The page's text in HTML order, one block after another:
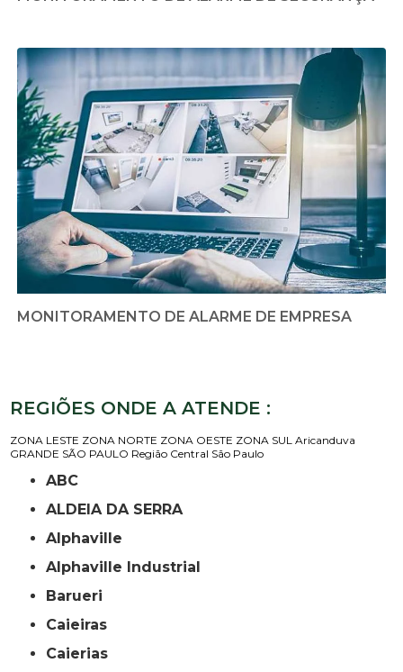
MONITORAMENTO DE ALARME DE EMPRESA
REGIÕES ONDE A ATENDE :
ZONA LESTE ZONA NORTE ZONA OESTE ZONA SUL Aricanduva
GRANDE SÃO PAULO Região Central São Paulo
ABC
ALDEIA DA SERRA
Alphaville
Alphaville Industrial
Barueri
Caieiras
Caierias